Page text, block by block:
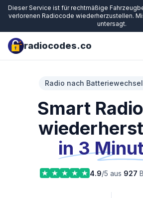
Dieser Service ist für rechtmäßige
verlorenen Radiocode wiederherzustellen.
untersagt.
radiocodes.co
Radio nach
Smart
in 3
4.9/5 aus 927